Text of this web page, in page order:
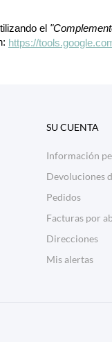
el
https://
SU CUENTA
Información
Devoluciones
Pedidos
Facturas por
Direcciones
Mis alertas